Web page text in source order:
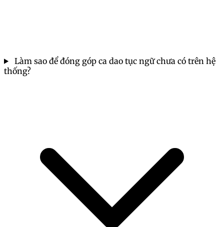
Làm sao để đóng góp ca dao tục ngữ chưa có trên hệ
thống?